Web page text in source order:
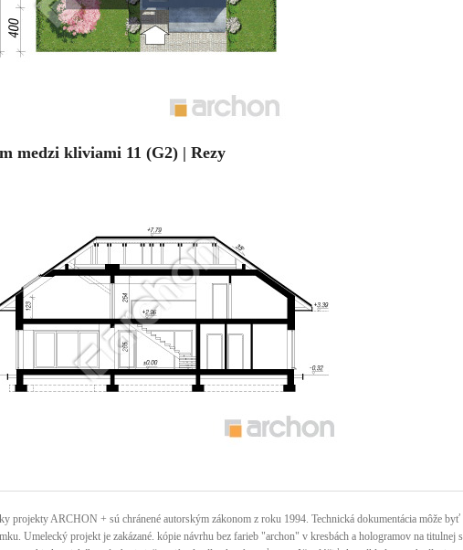
medzi kliviami 11 (G2) | Rezy
projekty ARCHON + sú chránené autorským zákonom z roku 1994. Technická dokumentácia môže
Umelecký projekt je zakázané. kópie návrhu bez farieb "archon" v kresbách a hologramov na titulnej